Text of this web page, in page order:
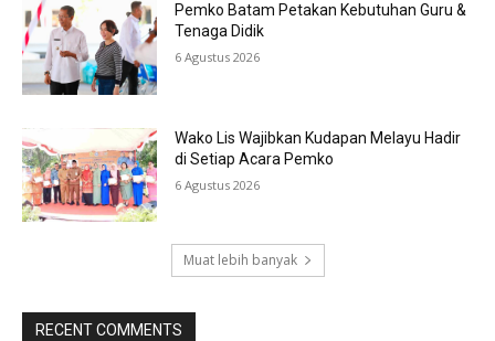
Pemko Batam Petakan Kebutuhan Guru &
Tenaga Didik
6 Agustus 2026
Wako Lis Wajibkan Kudapan Melayu Hadir
di Setiap Acara Pemko
6 Agustus 2026
Muat lebih banyak
RECENT COMMENTS